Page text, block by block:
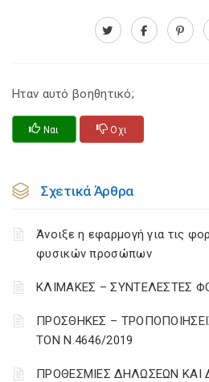
Ηταν αυτό βοηθητικό;
Ναι Οχι
Σχετικά Άρθρα
Άνοιξε η εφαρμογή για τις
φυσικών προσώπων
ΚΛΙΜΑΚΕΣ – ΣΥΝΤΕΛΕΣΤΕΣ
ΠΡΟΣΘΗΚΕΣ –
ΤΟΝ Ν.4646/2019
ΠΡΟΘΕΣΜΙΕΣ ΔΗΛΩΣΕΩΝ ΚΑΙ